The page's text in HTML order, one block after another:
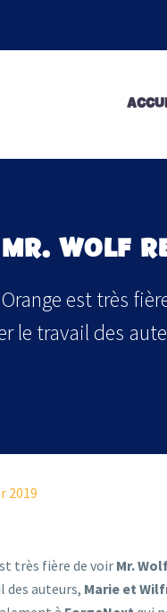
MR. WOLF
est très
le travail des
2019
très fière de voir Mr.
auteurs, Marie et